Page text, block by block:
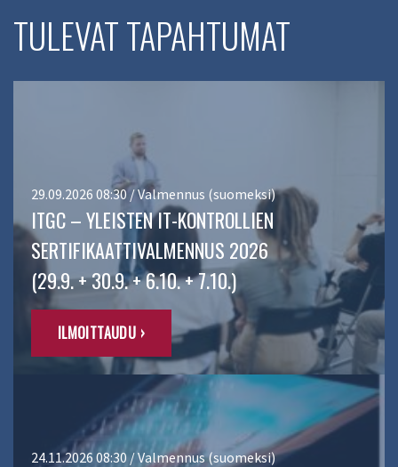
TULEVAT TAPAHTUMAT
29.09.2026 08:30 / Valmennus (suomeksi)
ITGC – YLEISTEN IT-KONTROLLIEN
SERTIFIKAATTIVALMENNUS 2026
(29.9. + 30.9. + 6.10. + 7.10.)
ILMOITTAUDU ›
24.11.2026 08:30 / Valmennus (suomeksi)